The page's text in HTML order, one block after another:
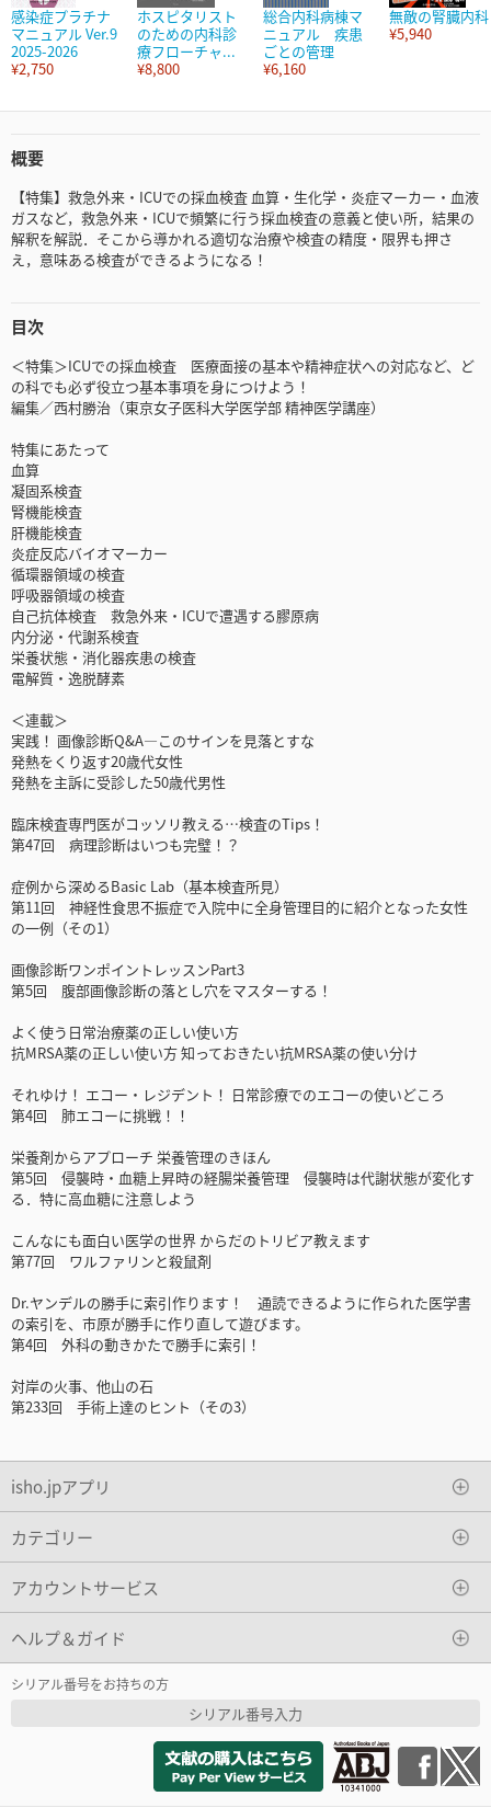
感染症プラチナ
マニュアル Ver.9
2025-2026
¥2,750
ホスピタリスト
のための内科診
療フローチャ...
¥8,800
総合内科病棟マ
ニュアル 疾患
ごとの管理
¥6,160
無敵の腎臓内科
¥5,940
概要
【特集】救急外来・ICUでの採血検査 血算・生化学・炎症マーカー・血液
ガスなど，救急外来・ICUで頻繁に行う採血検査の意義と使い所，結果の
解釈を解説．そこから導かれる適切な治療や検査の精度・限界も押さ
え，意味ある検査ができるようになる！
目次
＜特集＞ICUでの採血検査 医療面接の基本や精神症状への対応など、ど
の科でも必ず役立つ基本事項を身につけよう！
編集／西村勝治（東京女子医科大学医学部 精神医学講座）
特集にあたって
血算
凝固系検査
腎機能検査
肝機能検査
炎症反応バイオマーカー
循環器領域の検査
呼吸器領域の検査
自己抗体検査 救急外来・ICUで遭遇する膠原病
内分泌・代謝系検査
栄養状態・消化器疾患の検査
電解質・逸脱酵素
＜連載＞
実践！ 画像診断Q&A―このサインを見落とすな
発熱をくり返す20歳代女性
発熱を主訴に受診した50歳代男性
臨床検査専門医がコッソリ教える…検査のTips！
第47回 病理診断はいつも完璧！？
症例から深めるBasic Lab（基本検査所見）
第11回 神経性食思不振症で入院中に全身管理目的に紹介となった女性
の一例（その1）
画像診断ワンポイントレッスンPart3
第5回 腹部画像診断の落とし穴をマスターする！
よく使う日常治療薬の正しい使い方
抗MRSA薬の正しい使い方 知っておきたい抗MRSA薬の使い分け
それゆけ！ エコー・レジデント！ 日常診療でのエコーの使いどころ
第4回 肺エコーに挑戦！！
栄養剤からアプローチ 栄養管理のきほん
第5回 侵襲時・血糖上昇時の経腸栄養管理 侵襲時は代謝状態が変化す
る．特に高血糖に注意しよう
こんなにも面白い医学の世界 からだのトリビア教えます
第77回 ワルファリンと殺鼠剤
Dr.ヤンデルの勝手に索引作ります！ 通読できるように作られた医学書
の索引を、市原が勝手に作り直して遊びます。
第4回 外科の動きかたで勝手に索引！
対岸の火事、他山の石
第233回 手術上達のヒント（その3）
isho.jpアプリ
カテゴリー
アカウントサービス
ヘルプ＆ガイド
シリアル番号をお持ちの方
シリアル番号入力